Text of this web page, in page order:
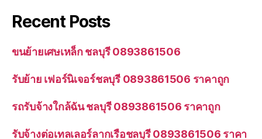
Recent Posts
ขนย้ายเศษเหล็ก ชลบุรี 0893861506
รับย้าย เฟอร์นิเจอร์ชลบุรี 0893861506 ราคาถูก
รถรับจ้างใกล้ฉัน ชลบุรี 0893861506 ราคาถูก
รับจ้างต่อเทลเลอร์ลากเรือชลบุรี 0893861506 ราคา